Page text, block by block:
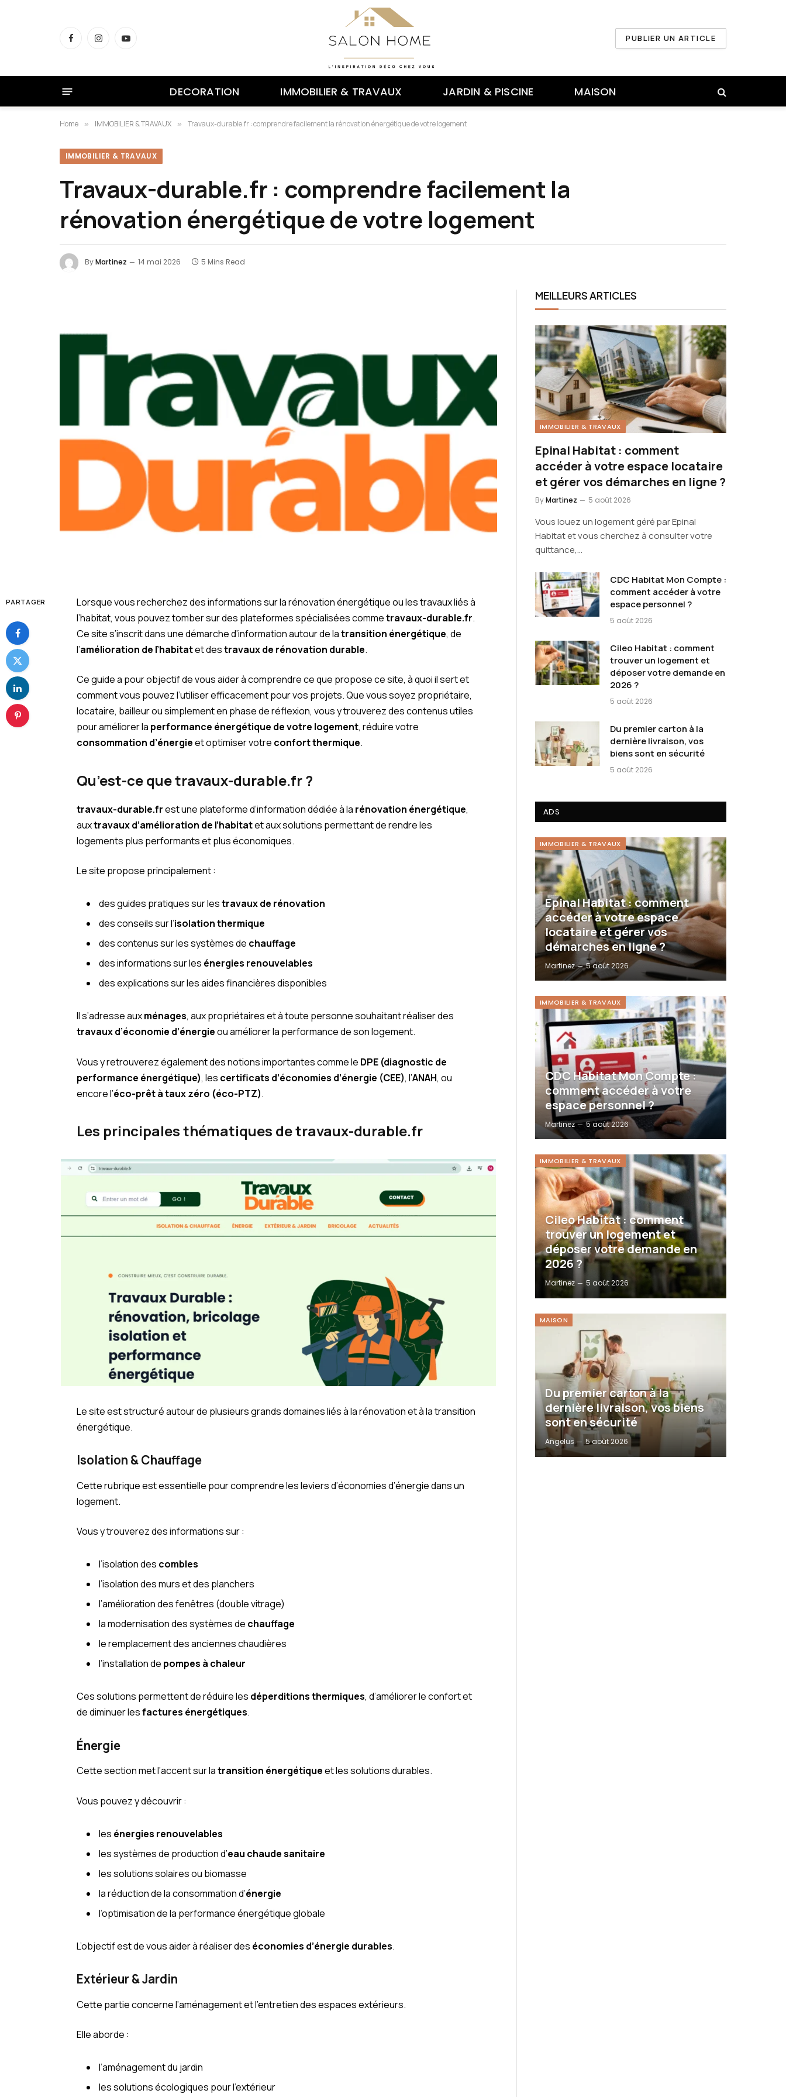
FacebookInstagramYouTube PUBLIER UN ARTICLE
DECORATION IMMOBILIER & TRAVAUX JARDIN & PISCINE MAISON
Home » IMMOBILIER & TRAVAUX » Travaux-durable.fr : comprendre facilement la rénovation énergétique de votre logement
IMMOBILIER & TRAVAUX
Travaux-durable.fr : comprendre facilement la
rénovation énergétique de votre logement
ByMartinez 14 mai 2026 5 Mins Read
PARTAGER
Lorsque vous recherchez des informations sur la rénovation énergétique ou les travaux liés à
l’habitat, vous pouvez tomber sur des plateformes spécialisées commetravaux-durable.fr.
Ce site s’inscrit dans une démarche d’information autour de latransition énergétique, de
l’amélioration de l’habitatet destravaux de rénovation durable.
Ce guide a pour objectif de vous aider à comprendre ce que propose ce site, à quoi il sert et
comment vous pouvez l’utiliser efficacement pour vos projets. Que vous soyez propriétaire,
locataire, bailleur ou simplement en phase de réflexion, vous y trouverez des contenus utiles
pour améliorer la performance énergétique de votre logement, réduire votre
consommation d’énergieet optimiser votre confort thermique.
Qu’est-ce que travaux-durable.fr ?
travaux-durable.frest une plateforme d’information dédiée à la rénovation énergétique,
auxtravaux d’amélioration de l’habitatet aux solutions permettant de rendre les
logements plus performants et plus économiques.
Le site propose principalement :
des guides pratiques sur lestravaux de rénovation
des conseils sur l’isolation thermique
des contenus sur les systèmes de chauffage
des informations sur les énergies renouvelables
des explications sur les aides financières disponibles
Il s’adresse auxménages, aux propriétaires et à toute personne souhaitant réaliser des
travaux d’économie d’énergieou améliorer la performance de son logement.
Vous y retrouverez également des notions importantes comme le DPE (diagnostic de
performance énergétique), les certificats d’économies d’énergie (CEE), l’ANAH, ou
encore l’éco-prêt à taux zéro (éco-PTZ).
Les principales thématiques de travaux-durable.fr
Le site est structuré autour de plusieurs grands domaines liés à la rénovation et à la transition
énergétique.
Isolation & Chauffage
Cette rubrique est essentielle pour comprendre les leviers d’économies d’énergie dans un
logement.
Vous y trouverez des informations sur :
l’isolation des combles
l’isolation des murs et des planchers
l’amélioration des fenêtres (double vitrage)
la modernisation des systèmes de chauffage
le remplacement des anciennes chaudières
l’installation de pompes à chaleur
Ces solutions permettent de réduire les déperditions thermiques, d’améliorer le confort et
de diminuer lesfactures énergétiques.
Énergie
Cette section met l’accent sur latransition énergétiqueet les solutions durables.
Vous pouvez y découvrir :
les énergies renouvelables
les systèmes de production d’eau chaude sanitaire
les solutions solaires ou biomasse
la réduction de la consommation d’énergie
l’optimisation de la performance énergétique globale
L’objectif est de vous aider à réaliser des économies d’énergie durables.
Extérieur & Jardin
Cette partie concerne l’aménagement et l’entretien des espaces extérieurs.
Elle aborde :
l’aménagement du jardin
les solutions écologiques pour l’extérieur
MEILLEURS ARTICLES
IMMOBILIER & TRAVAUX
Epinal Habitat : comment
accéder à votre espace locataire
et gérer vos démarches en ligne ?
ByMartinez 5 août 2026
Vous louez un logement géré par Epinal
Habitat et vous cherchez à consulter votre
quittance,…
CDC Habitat Mon Compte :
comment accéder à votre
espace personnel ?
5 août 2026
Cileo Habitat : comment
trouver un logement et
déposer votre demande en
2026 ?
5 août 2026
Du premier carton à la
dernière livraison, vos
biens sont en sécurité
5 août 2026
ADS
IMMOBILIER & TRAVAUX
Epinal Habitat : comment
accéder à votre espace
locataire et gérer vos
démarches en ligne ?
Martinez 5 août 2026
IMMOBILIER & TRAVAUX
CDC Habitat Mon Compte :
comment accéder à votre
espace personnel ?
Martinez 5 août 2026
IMMOBILIER & TRAVAUX
Cileo Habitat : comment
trouver un logement et
déposer votre demande en
2026 ?
Martinez 5 août 2026
MAISON
Du premier carton à la
dernière livraison, vos biens
sont en sécurité
Angelus 5 août 2026